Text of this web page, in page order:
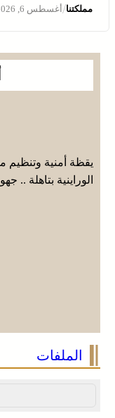
مملكتنا/أغسطس 6, 2026
يقظة أمنية وتنظيم
الوراينية بتاهلة
الملفات